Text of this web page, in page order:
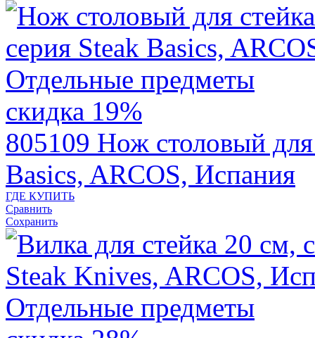
скидка 19%
805109 Нож столовый для
Basics, ARCOS, Испания
ГДЕ КУПИТЬ
Сравнить
Сохранить